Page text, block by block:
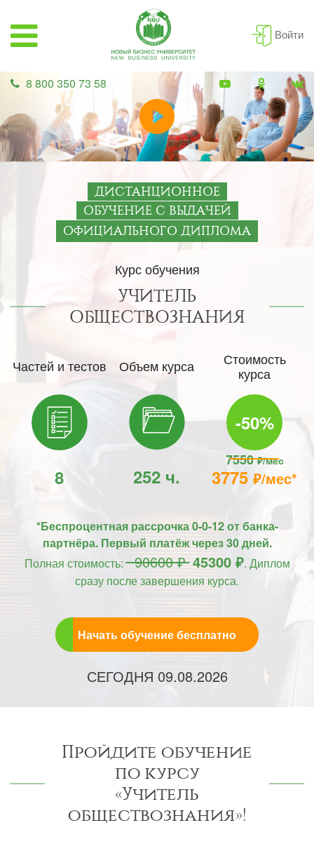
Войти
8 800 350 73 58
ДИСТАНЦИОННОЕ
ОБУЧЕНИЕ С ВЫДАЧЕЙ
ОФИЦИАЛЬНОГО ДИПЛОМА
Курс обучения
УЧИТЕЛЬ
ОБЩЕСТВОЗНАНИЯ
Частей и тестов
8
Объем курса
252 ч.
Стоимость
курса
-50%
7550₽/мес
3775₽/мес*
*Беспроцентная рассрочка 0-0-12 от банка-
партнёра. Первый платёж через 30 дней.
Полная стоимость:90600 ₽45300 ₽. Диплом
сразу после завершения курса.
Начать обучение бесплатно
СЕГОДНЯ 09.08.2026
Пройдите обучение
по курсу
«Учитель
обществознания»!